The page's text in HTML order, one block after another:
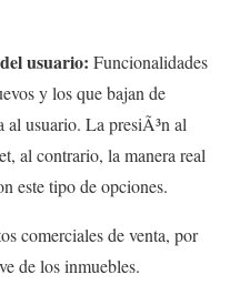
usuario: Funcionalidades
y los que bajan de
usuario. La presiÃ³n al
al contrario, la manera real
este tipo de opciones.
comerciales de venta, por
de los inmuebles.